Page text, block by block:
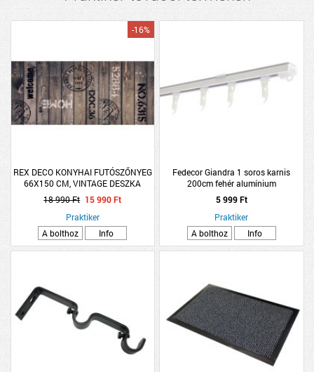
REX DECO KONYHAI FUTÓSZŐNYEG
66X150 CM, VINTAGE DESZKA
-16%
18 990 Ft 15 990 Ft
Praktiker
A bolthoz
Info
Fedecor Giandra 1 soros karnis
200cm fehér alumínium
5 999 Ft
Praktiker
A bolthoz
Info